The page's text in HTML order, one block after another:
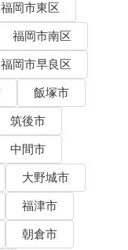
福岡市東区
福岡市南区
福岡市早良区
飯塚市
筑後市
中間市
大野城市
福津市
朝倉市